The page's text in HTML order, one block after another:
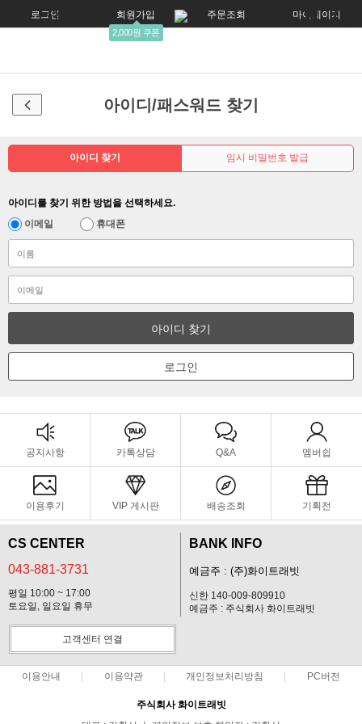
로그인 회원가입
2,000원 쿠폰
주문조회 마이페이지
아이디/패스워드 찾기
아이디 찾기 임시 비밀번호 발급
아이디를 찾기 위한 방법을 선택하세요.
이메일
휴대폰
아이디 찾기
로그인
공지사항 카톡상담 Q&A 멤버쉽
이용후기 VIP 게시판 배송조회 기획전
CS CENTER
043-881-3731
평일 10:00 ~ 17:00
토요일, 일요일 휴무
BANK INFO
예금주 : (주)화이트래빗
신한 140-009-809910
예금주 : 주식회사 화이트래빗
고객센터 연결
이용안내 이용약관 개인정보처리방침 PC버전
주식회사 화이트래빗